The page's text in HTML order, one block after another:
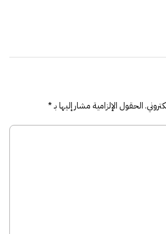
الحقول الإلزامية مشار إليها بـ*